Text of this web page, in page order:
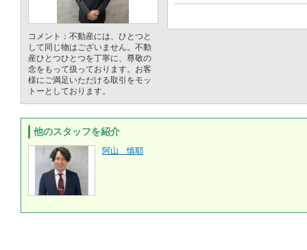
コメント：不動産には、ひとつと
して同じ物はございません。不動
産ひとつひとつを丁寧に、尊敬の
念をもって扱っております。お客
様にご満足いただける取引をモッ
トーとしております。
他のスタッフを紹介
阿山 慎耶